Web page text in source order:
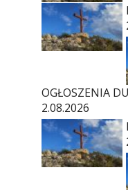
OGŁOSZENIA
2.08.2026